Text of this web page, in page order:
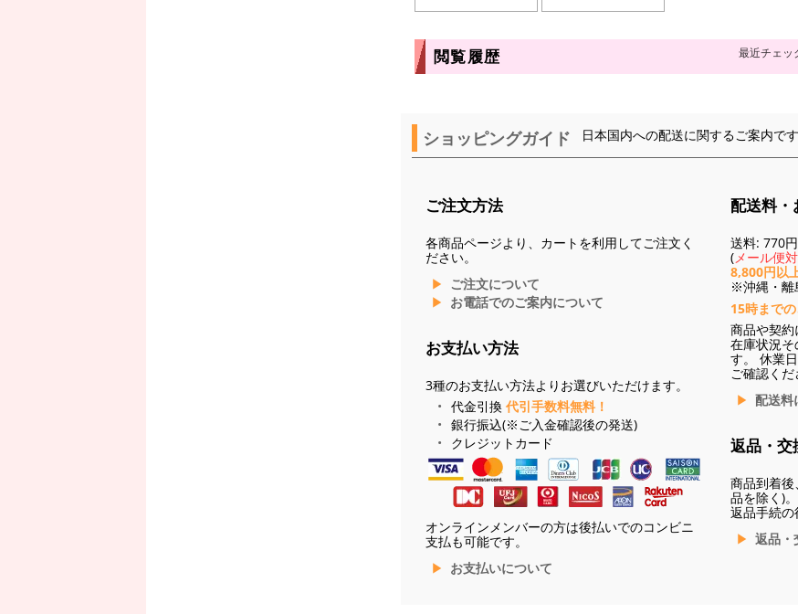
閲覧履歴 最近チェッ
ショッピングガイド 日本国内への配送に関するご案内で
ご注文方法
各商品ページより、カートを利用してご注文く
ださい。
ご注文について
お電話でのご案内について
お支払い方法
3種のお支払い方法よりお選びいただけます。
代金引換 代引手数料無料！
銀行振込(※ご入金確認後の発送)
クレジットカード
オンラインメンバーの方は後払いでのコンビニ
支払も可能です。
お支払いについて
配送料・
送料: 770
(メール便
8,800円以
※沖縄・離
15時まで
商品や契約
在庫状況そ
す。 休業
ご確認くだ
配送料
返品・交
商品到着
品を除く)
返品手続の
返品・